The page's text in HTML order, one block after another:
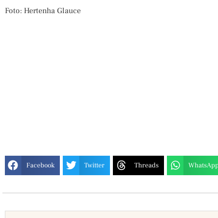
Foto: Hertenha Glauce
Facebook Twitter Threads